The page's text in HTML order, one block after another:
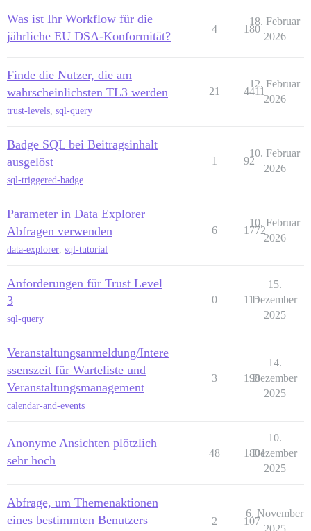
Was ist Ihr Workflow für die
jährliche EU DSA-Konformität?
4 180
18. Februar
2026
Finde die Nutzer, die am
wahrscheinlichsten TL3 werden
trust-levels, sql-query
21 4411
12. Februar
2026
Badge SQL bei Beitragsinhalt
ausgelöst
sql-triggered-badge
1 92
10. Februar
2026
Parameter in Data Explorer
Abfragen verwenden
data-explorer, sql-tutorial
6 1772
10. Februar
2026
Anforderungen für Trust Level
3
sql-query
0 115
15.
Dezember
2025
Veranstaltungsanmeldung/Intere
ssenszeit für Warteliste und
Veranstaltungsmanagement
calendar-and-events
3 198
14.
Dezember
2025
Anonyme Ansichten plötzlich
sehr hoch
48 1801
10.
Dezember
2025
Abfrage, um Themenaktionen
eines bestimmten Benutzers
2 107
6. November
2025